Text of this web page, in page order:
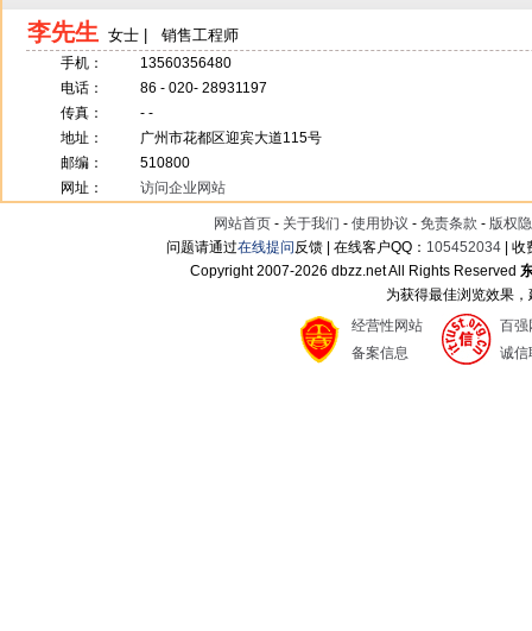
李先生 女士 | 销售工程师
手机：
13560356480
电话：
86 - 020- 28931197
传真：
- -
地址：
广州市花都区迎宾大道115号
邮编：
510800
网址：
访问企业网站
网站首页 - 关于我们 - 使用协议 - 免责条款 - 版权
问题请通过在线提问反馈 | 在线客户QQ： 105452034 |
Copyright 2007-2026 dbzz.net All Rights Reserved
为获得最佳浏览效果
经营性网站
备案信息
百强
诚信